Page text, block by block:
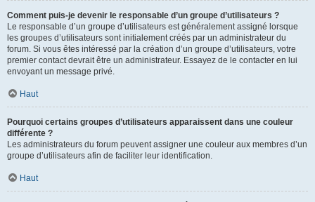
Comment puis-je devenir le responsable d’un groupe d’utilisateurs ?
Le responsable d’un groupe d’utilisateurs est généralement assigné lorsque
les groupes d’utilisateurs sont initialement créés par un administrateur du
forum. Si vous êtes intéressé par la création d’un groupe d’utilisateurs, votre
premier contact devrait être un administrateur. Essayez de le contacter en lui
envoyant un message privé.
Haut
Pourquoi certains groupes d’utilisateurs apparaissent dans une couleur
différente ?
Les administrateurs du forum peuvent assigner une couleur aux membres d’un
groupe d’utilisateurs afin de faciliter leur identification.
Haut